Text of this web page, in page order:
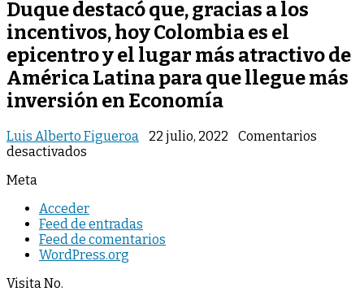
Duque destacó que, gracias a los
incentivos, hoy Colombia es el
epicentro y el lugar más atractivo de
América Latina para que llegue más
inversión en Economía
Luis Alberto Figueroa 22 julio, 2022
Comentarios
desactivados
gracias
a
los
incentivos,
Meta
Acceder
Feed de entradas
Feed de comentarios
WordPress.org
Visita No.